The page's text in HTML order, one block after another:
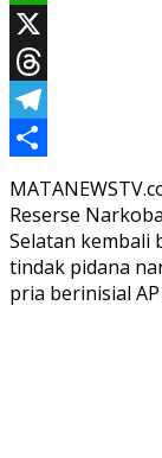
WhatsApp
X
Threads
Telegram
Share
Reserse
Selatan kembali
tindak pidana
pria berinisial